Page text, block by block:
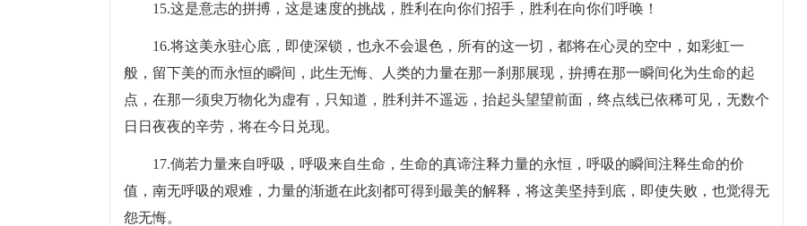
15.这是意志的拼搏，这是速度的挑战，胜利在向你们招手，胜利在向你们呼唤！
16.将这美永驻心底，即使深锁，也永不会退色，所有的这一切，都将在心灵的空中，如彩虹一
般，留下美的而永恒的瞬间，此生无悔、人类的力量在那一刹那展现，拚搏在那一瞬间化为生命的起
点，在那一须臾万物化为虚有，只知道，胜利并不遥远，抬起头望望前面，终点线已依稀可见，无数个
日日夜夜的辛劳，将在今日兑现。
17.倘若力量来自呼吸，呼吸来自生命，生命的真谛注释力量的永恒，呼吸的瞬间注释生命的价
值，南无呼吸的艰难，力量的渐逝在此刻都可得到最美的解释，将这美坚持到底，即使失败，也觉得无
怨无悔。